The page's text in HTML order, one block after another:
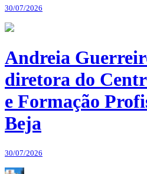
30/07/2026
Andreia
diretora do
e Formação
Beja
30/07/2026